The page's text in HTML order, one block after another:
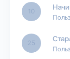
10
25